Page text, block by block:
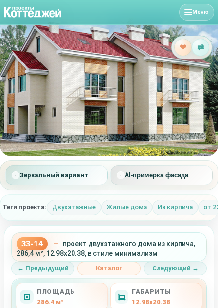
Меню
Зеркальный вариант AI-примерка фасада
Теги проекта: Двухэтажные Жилые дома Из кирпича от
❤ ⇄
33-14 —
проект двухэтажного дома из кирпича,
286,4 м², 12.98x20.38, в стиле минимализм
← Предыдущий Каталог Следующий →
ПЛОЩАДЬ
286.4 м²
ГАБАРИТЫ
12.98x20.38